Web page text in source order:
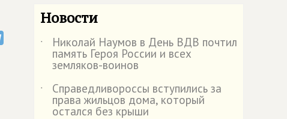
Новости
˙ Николай Наумов в День ВДВ почтил
память Героя России и всех
земляков-воинов
˙
Справедливороссы вступились за
права жильцов дома, который
остался без крыши